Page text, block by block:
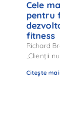
Cele
pentru
fitness
Richard
„Clienții
Citește